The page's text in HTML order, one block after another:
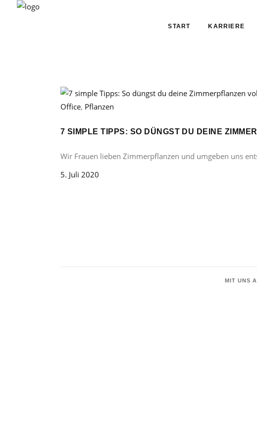
START KARRIERE
Office, Pflanzen
7 SIMPLE TIPPS: SO DÜNGST DU DEINE
Wir Frauen lieben Zimmerpflanzen und umgeben uns
5. Juli 2020
MIT UNS